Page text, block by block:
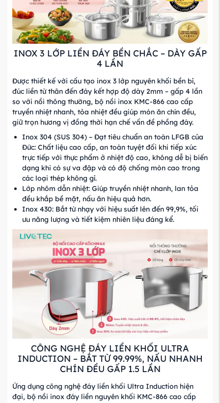
INOX 3 LỚP LIỀN ĐÁY BỀN CHẮC – DÀY GẤP
4 LẦN
Được thiết kế với cấu tạo inox 3 lớp nguyên khối bền bỉ,
đúc liền từ thân đến đáy kết hợp độ dày 2mm – gấp 4 lần
so với nồi thông thường, bộ nồi inox KMC-866 cao cấp
truyền nhiệt nhanh, tỏa nhiệt đều giúp món ăn chín đều,
giữ trọn hương vị đồng thời hạn chế vấn đề phồng đáy.
Inox 304 (SUS 304) – Đạt tiêu chuẩn an toàn LFGB của
Đức: Chất liệu cao cấp, an toàn tuyệt đối khi tiếp xúc
trực tiếp với thực phẩm ở nhiệt độ cao, không dễ bị biến
dạng khi có sự va đập và có độ chống mòn cao trong
các loại thép không gỉ.
Lớp nhôm dẫn nhiệt: Giúp truyền nhiệt nhanh, lan tỏa
đều khắp bề mặt, nấu ăn hiệu quả hơn.
Inox 430: Bắt từ nhạy với hiệu suất lên đến 99,9%, tối
ưu năng lượng và tiết kiệm nhiên liệu đáng kể.
CÔNG NGHỆ ĐÁY LIỀN KHỐI ULTRA
INDUCTION – BẮT TỪ 99.99%, NẤU NHANH
CHÍN ĐỀU GẤP 1.5 LẦN
Ứng dụng công nghệ đáy liền khối Ultra Induction hiện
đại, bộ nồi inox đáy liền nguyên khối KMC-866 cao cấp